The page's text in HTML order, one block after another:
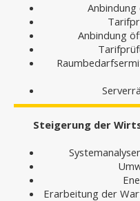
Anbindung
Steigerung der
Erarbeitung der